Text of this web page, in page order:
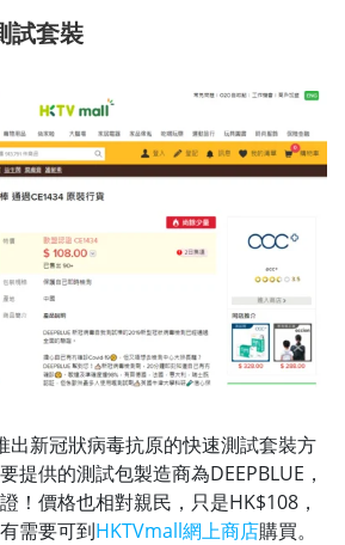
試套裝
出新冠狀病毒抗原的快速測試套裝方
提供的測試包製造商為DEEPBLUE，
！價格也相對親民，只是HK$108，
需要可到HKTVmall網上商店購買。